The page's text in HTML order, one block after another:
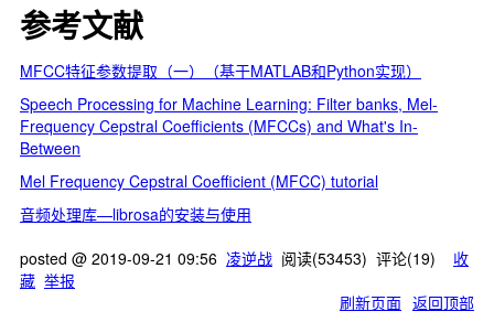
参考文献
MFCC特征参数提取（一）（基于MATLAB和Python实现）
Speech Processing for Machine Learning: Filter banks, Mel-
Frequency Cepstral Coefficients (MFCCs) and What's In-
Between
Mel Frequency Cepstral Coefficient (MFCC) tutorial
音频处理库—librosa的安装与使用
posted @ 2019-09-21 09:56 凌逆战 阅读(53453) 评论(19) 收
藏 举报
刷新页面 返回顶部